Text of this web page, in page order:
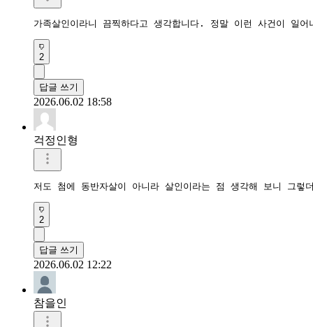
가족살인이라니 끔찍하다고 생각합니다. 정말 이런 사건이 일어
2
답글 쓰기
2026.06.02 18:58
걱정인형
저도 첨에 동반자살이 아니라 살인이라는 점 생각해 보니 그렇
2
답글 쓰기
2026.06.02 12:22
참을인